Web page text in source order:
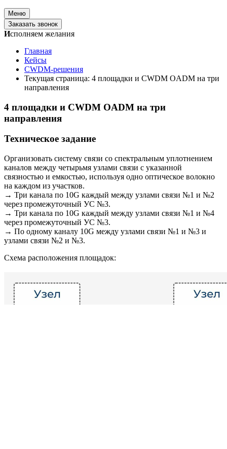
Меню
Заказать звонок
Исполняем желания
Главная
Кейсы
CWDM-решения
Текущая страница: 4 площадки и CWDM OADM на три
направления
4 площадки и CWDM OADM на три
направления
Техническое задание
Организовать систему связи со спектральным уплотнением
каналов между четырьмя узлами связи с указанной
связностью и емкостью, используя одно оптическое волокно
на каждом из участков.
→ Три канала по 10G каждый между узлами связи №1 и №2
через промежуточный УС №3.
→ Три канала по 10G каждый между узлами связи №1 и №4
через промежуточный УС №3.
→ По одному каналу 10G между узлами связи №1 и №3 и
узлами связи №2 и №3.
Схема расположения площадок: